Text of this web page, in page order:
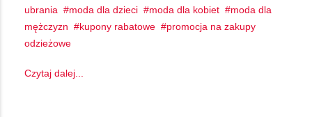
ubrania
moda dla dzieci moda dla kobiet
moda dla
mężczyzn
kupony rabatowe
promocja na zakupy
odzieżowe
Czytaj dalej...